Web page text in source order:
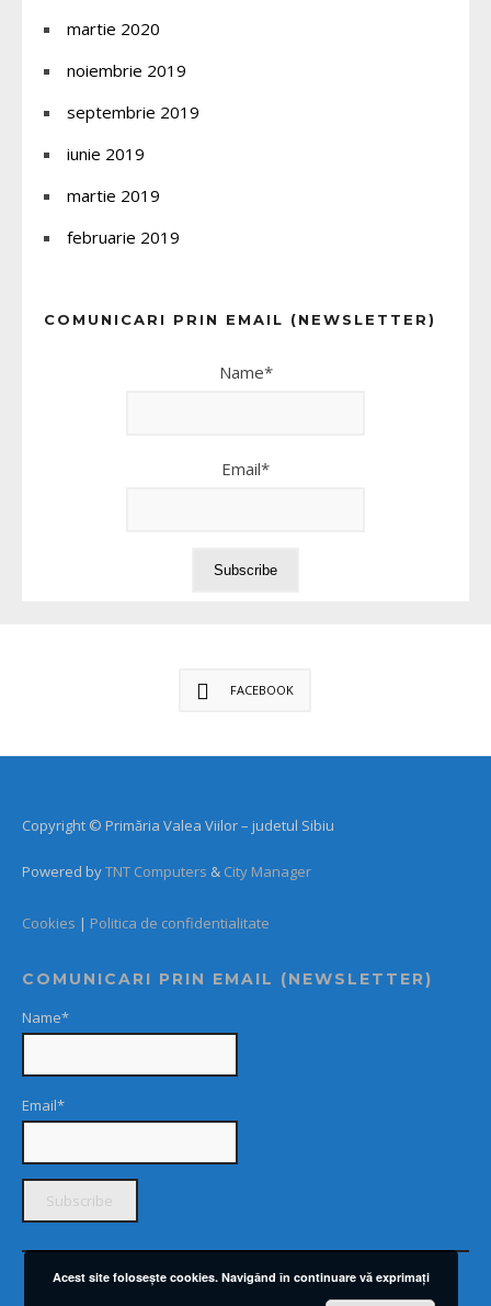
martie 2020
noiembrie 2019
septembrie 2019
iunie 2019
martie 2019
februarie 2019
COMUNICARI PRIN EMAIL (NEWSLETTER)
Name*
Email*
FACEBOOK
Copyright © Primăria Valea Viilor – judetul Sibiu
Powered byTNT Computers & City Manager
Cookies | Politica de confidentialitate
COMUNICARI PRIN EMAIL (NEWSLETTER)
Name*
Email*
Acest site foloseşte cookies. Navigând în continuare vă exprimaţi